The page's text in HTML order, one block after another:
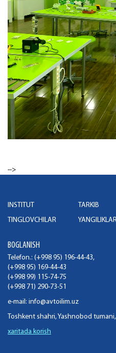
-->
INSTITUT TARKIB
TINGLOVCHILAR
BOGLANISH
Telefon.: (+998 95) 196-44-43,
(+998 95) 169-44-43
(+998 99) 115-74-75
(+998 71) 290-73-51
e-mail: info@avtoilim.uz
Toshkent shahri, Yashnobod
xaritada korish